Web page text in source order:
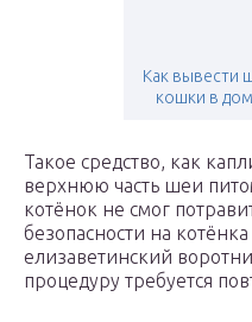
Как вывести
кошки в
Такое средство, как
верхнюю часть шеи
котёнок не смог
безопасности на
елизаветинский
процедуру требуется